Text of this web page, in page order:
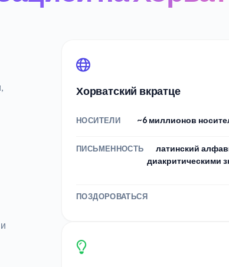
Хорватский вкратце
НОСИТЕЛИ ~6 миллионов
ПИСЬМЕННОСТЬ
латинский
диакритическими
ПОЗДОРОВАТЬСЯ